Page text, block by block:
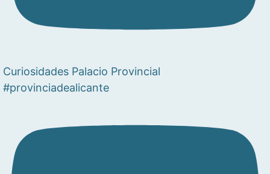
Curiosidades Palacio Provincial
#provinciadealicante